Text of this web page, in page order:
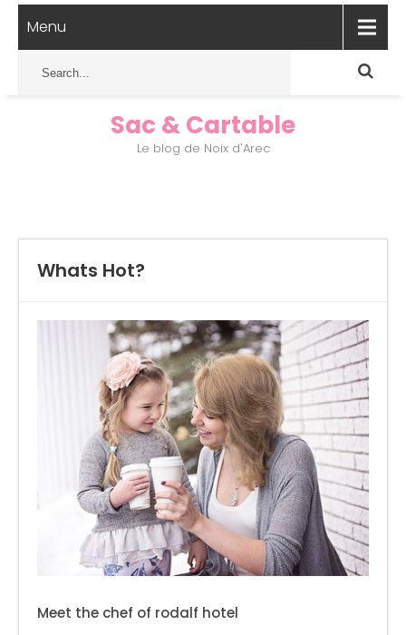
Menu
Sac & Cartable
Le blog de Noix d'Arec
Whats Hot?
Meet the chef of rodalf hotel